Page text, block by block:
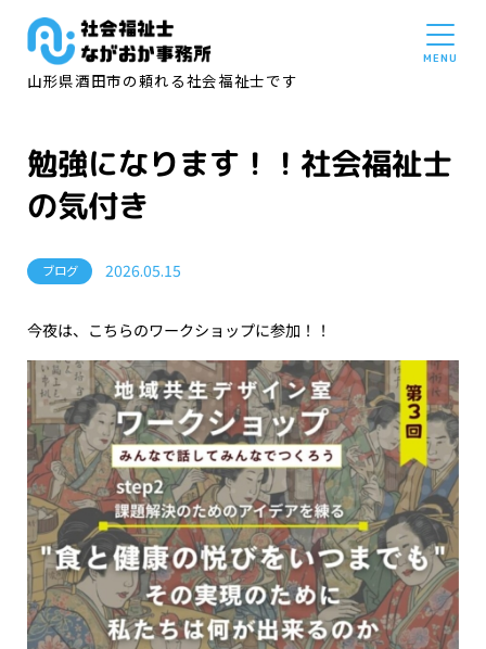
山形県酒田市の頼れる社会福祉士です
勉強になります！！社会福祉士
の気付き
ブログ 2026.05.15
今夜は、こちらのワークショップに参加！！